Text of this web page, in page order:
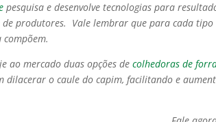
pesquisa e desenvolve tecnologias para
produtores. Vale lembrar que para cada
compõem.
ao mercado duas opções decolhedoras de
dilacerar o caule do capim, facilitando e